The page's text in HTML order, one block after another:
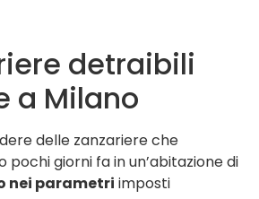
detraibili
a Milano
delle zanzariere che
giorni fa in un’abitazione di
nei parametri imposti